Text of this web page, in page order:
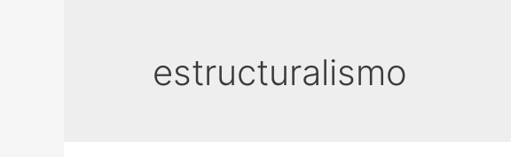
estructuralismo